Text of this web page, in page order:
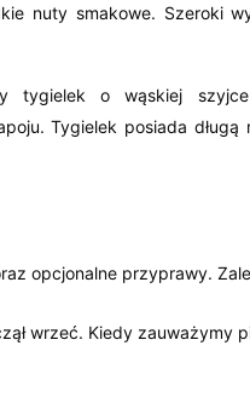
nuty smakowe. Szeroki
tygielek o wąskiej
Tygielek posiada długą
opcjonalne przyprawy.
wrzeć. Kiedy zauważymy